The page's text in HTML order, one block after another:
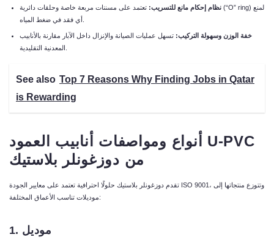
نظام إحكام مانع للتسريب: تعتمد على مسننات مربعة خاصة وحلقات دائرية (“O” ring) لمنع
أي فقد في ضغط المياه.
خفة الوزن وسهولة التركيب: تسهل عمليات الصيانة والإنزال داخل الآبار مقارنة بالأنابيب
See also Top 7 Reasons Why Finding Jobs in Qatar
is Rewarding
أنواع ومواصفات أنابيب العمود
U-PVC
من دوزغونلر بلاستيك
تقدم دوزغونلر بلاستيك حلولًا احترافية تعتمد على معايير الجودة ISO 9001، وتتوزع منتجاتها إلى
موديلات تناسب الأعماق المختلفة:
1. موديل